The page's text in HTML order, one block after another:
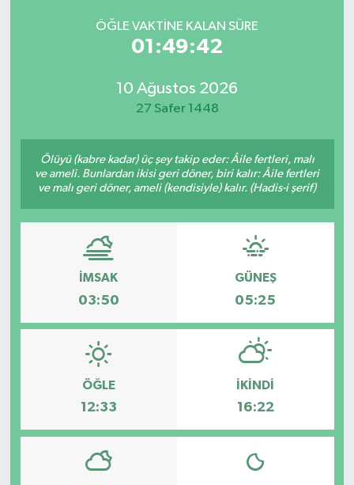
ÖĞLE VAKTINE KALAN SÜRE
01:49:42
10 Ağustos 2026
27 Safer 1448
Ölüyü (kabre kadar) üç şey takip eder: Âile fertleri, malı
ve ameli. Bunlardan ikisi geri döner, biri kalır: Âile fertleri
ve malı geri döner, ameli (kendisiyle) kalır. (Hadis-i şerif)
İMSAK
03:50
GÜNEŞ
05:25
ÖĞLE
12:33
İKINDI
16:22